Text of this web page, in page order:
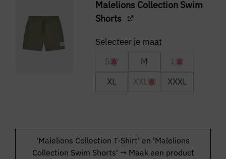
Malelions Collection Swim
Shorts
S M
L
XL
XXL XXXL
'Malelions Collection T-Shirt' en 'Malelions
Collection Swim Shorts' → Maak een product